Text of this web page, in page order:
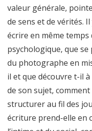
valeur générale,
de sens et de vérités.
écrire en même temps
psychologique, que se
du photographe en
il et que découvre t-il
de son sujet,
structurer au fil des
écriture prend-elle en